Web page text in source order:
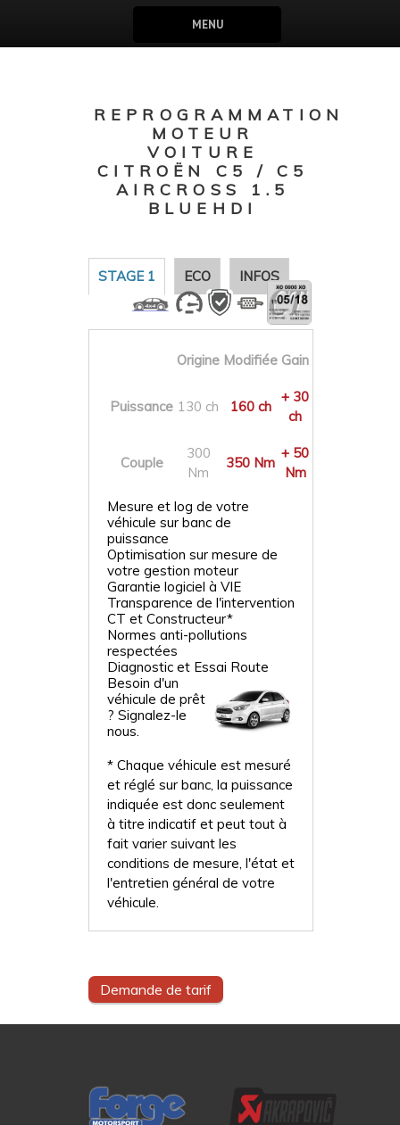
MENU
REPROGRAMMATION
MOTEUR
VOITURE
CITROËN C5 / C5
AIRCROSS 1.5
BLUEHDI
STAGE 1 ECO INFOS
Origine Modifiée Gain
Puissance 130 ch 160 ch
+ 30
ch
Couple
300
Nm
350 Nm
+ 50
Nm
Mesure et log de votre
véhicule sur banc de
puissance
Optimisation sur mesure de
votre gestion moteur
Garantie logiciel à VIE
Transparence de l'intervention
CT et Constructeur*
Normes anti-pollutions
respectées
Diagnostic et Essai Route
Besoin d'un
véhicule de prêt
? Signalez-le
nous.
* Chaque véhicule est mesuré
et réglé sur banc, la puissance
indiquée est donc seulement
à titre indicatif et peut tout à
fait varier suivant les
conditions de mesure, l'état et
l'entretien général de votre
véhicule.
Demande de tarif